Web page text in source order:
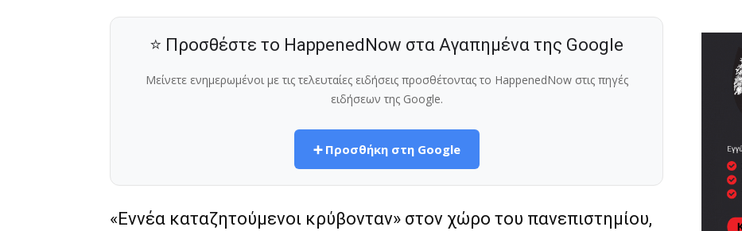
⭐ Προσθέστε το HappenedNow στα Αγαπημένα της Google
Μείνετε ενημερωμένοι με τις τελευταίες ειδήσεις προσθέτοντας το HappenedNow στις πηγές
ειδήσεων της Google.
➕ Προσθήκη στη Google
«Εννέα καταζητούμενοι κρύβονταν» στον χώρο του πανεπιστημίου,